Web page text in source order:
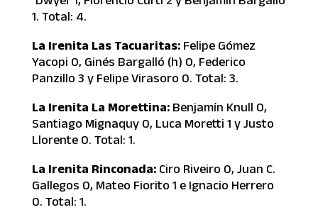
1. Total: 4.
La Irenita Las Tacuaritas: Felipe Gómez
Yacopi 0, Ginés Bargalló (h) 0, Federico
Panzillo 3 y Felipe Virasoro 0. Total: 3.
La Irenita La Morettina: Benjamín Knull 0,
Santiago Mignaquy 0, Luca Moretti 1 y Justo
Llorente 0. Total: 1.
La Irenita Rinconada: Ciro Riveiro 0, Juan C.
Gallegos 0, Mateo Fiorito 1 e Ignacio Herrero
0. Total: 1.